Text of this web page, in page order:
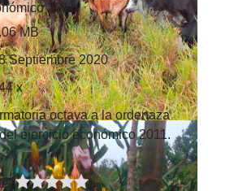
2011.
MB
Septiembre 2020
x
octava a la ordenaza
ejercicio económico 2011.